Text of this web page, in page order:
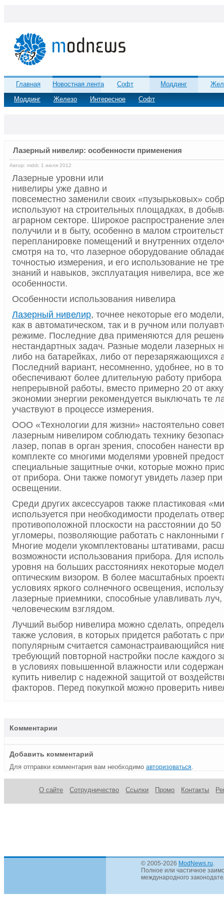
Главная
Новостная лента
Моддинг
Железо Интересное Софт
Софт Моддинг
Лазерный нивелир: особенности применения
Автор: mddr, 1 июля 2012
Лазерные уровни или
нивелиры уже давно и
повсеместно заменили своих «пузырьковых»
используют на строительных площадках, в
аграрном секторе. Широкое распространение
получили и в быту, особенно в малом
перепланировке помещений и внутренних
смотря на то, что лазерное оборудование
точностью измерения, и его использование не
знаний и навыков, эксплуатация нивелира, все
особенности.
Особенности использования нивелира
Лазерный нивелир, точнее некоторые его
как в автоматическом, так и в ручном или
режиме. Последние два применяются для
нестандартных задач. Разные модели лазерных
либо на батарейках, либо от перезаряжающихся
Последний вариант, несомненно, удобнее, но в
обеспечивают более длительную работу
непрерывной работы, вместо примерно 20 от
экономии энергии рекомендуется выключать те
участвуют в процессе измерения.
ООО «Технологии для жизни» настоятельно
лазерным нивелиром соблюдать технику
лазер, попав в орган зрения, способен нанести
комплекте со многими моделями уровней
специальные защитные очки, которые можно
от прибора. Они также помогут увидеть лазер
освещении.
Среди других аксессуаров также пластиковая
используется при необходимости проделать
противоположной плоскости на расстоянии до
угломеры, позволяющие работать с наклонными
Многие модели укомплектованы штативами,
возможности использования прибора. Для
уровня на больших расстояниях некоторые
оптическим визором. В более масштабных
условиях яркого солнечного освещения,
лазерные приемники, способные улавливать
человеческим взглядом.
Лучший выбор нивелира можно сделать,
также условия, в которых придется работать с
популярным считается самонастраивающийся
требующий повторной настройки после каждого
в условиях повышенной влажности или
купить нивелир с надежной защитой от
факторов. Перед покупкой можно проверить
Комментарии
Добавить комментарий
Для отправки комментария вам необходимо авторизоваться
О сайте Сотрудничество Ссылки Промо Контакты
© 2005-2026 ModNews.ru
Полное или частичное
международного